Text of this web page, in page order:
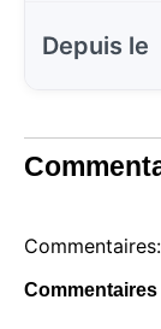
Depuis le